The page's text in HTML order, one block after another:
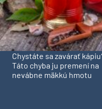
Chystáte sa zavárať
Táto chyba ju premení na
nevábne mäkkú hmotu